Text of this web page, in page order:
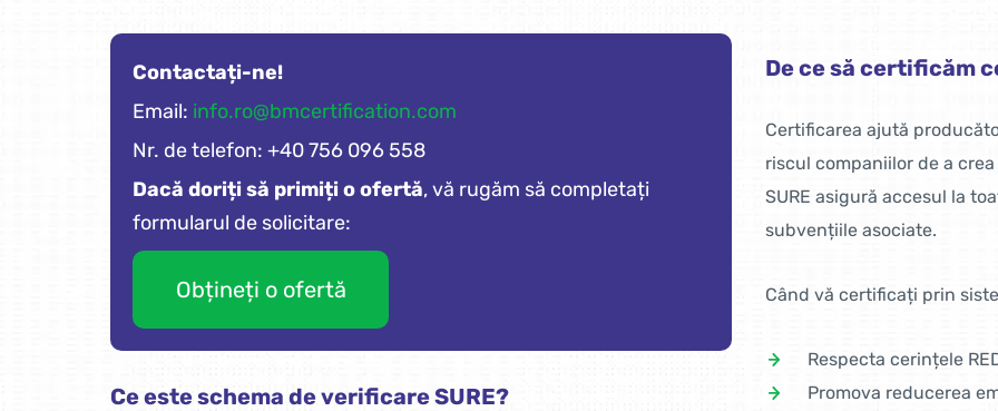
Contactați-ne!
Email: info.ro@bmcertification.com
Nr. de telefon: +40 756 096 558
Dacă doriți să primiți o ofertă, vă rugăm să completați
formularul de solicitare:
Obțineți o ofertă
Ce este schema de verificare SURE?
De ce să certificăm
Certificarea ajută
riscul companiilor de a
SURE asigură accesul la
subvențiile asociate.
Când vă certificați prin
Respecta cerințele
Promova reducerea